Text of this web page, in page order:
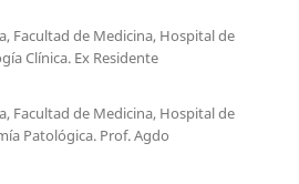
Facultad de Medicina, Hospital de
Clínica. Ex Residente
Facultad de Medicina, Hospital de
Patológica. Prof. Agdo